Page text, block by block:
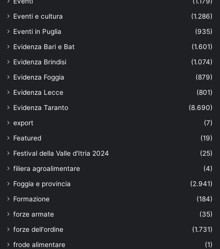
Eventi e cultura
(1.286)
Eventi in Puglia
(935)
Evidenza Bari e Bat
(1.601)
Evidenza Brindisi
(1.074)
Evidenza Foggia
(879)
Evidenza Lecce
(801)
Evidenza Taranto
(8.690)
export
(7)
Featured
(19)
Festival della Valle d'Itria 2024
(25)
filiera agroalimentare
(4)
Foggia e provincia
(2.941)
Formazione
(184)
forze armate
(35)
forze dell'ordine
(1.731)
frode alimentare
(1)